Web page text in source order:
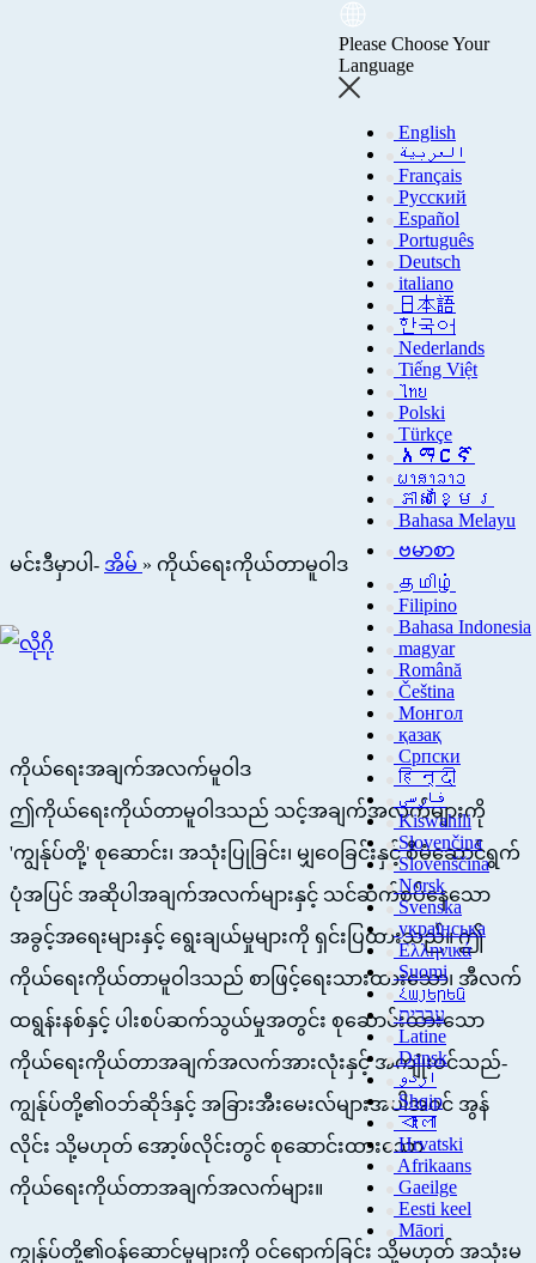
Please Choose Your
Language
English
العربية
Français
Русский
Español
Português
Deutsch
italiano
日本語
한국어
Nederlands
Tiếng Việt
ไทย
Polski
Türkçe
አማርኛ
ພາສາລາວ
ភាសាខ្មែរ
Bahasa Melayu
ဗမာစာ
தமிழ்
Filipino
Bahasa Indonesia
magyar
Română
Čeština
Монгол
қазақ
Српски
हिन्दी
فارسی
Kiswahili
Slovenčina
Slovenščina
Norsk
Svenska
українська
Ελληνικά
Suomi
Հայերեն
עברית
Latine
Dansk
اردو
Shqip
বাংলা
Hrvatski
Afrikaans
Gaeilge
Eesti keel
Māori
ကိုယ်ရေးအချက်အလက်မူ
မင်းဒီမှာပါ- အိမ် » ကိုယ်ရေးကိုယ်တာမူဝါဒ
ကိုယ်ရေးအချက်အလက်မူဝါဒ
ဤကိုယ်ရေးကိုယ်တာမူဝါဒသည် သင့်အချက်အလက်များကို
'ကျွန်ုပ်တို့' စုဆောင်း၊ အသုံးပြုခြင်း၊ မျှဝေခြင်းနှင့် စီမံဆောင်ရွက်
ပုံအပြင် အဆိုပါအချက်အလက်များနှင့် သင်ဆက်စပ်နေသော
အခွင့်အရေးများနှင့် ရွေးချယ်မှုများကို ရှင်းပြထားသည်။ ဤ
ကိုယ်ရေးကိုယ်တာမူဝါဒသည် စာဖြင့်ရေးသားထားသော၊ အီလက်
ထရွန်းနစ်နှင့် ပါးစပ်ဆက်သွယ်မှုအတွင်း စုဆောင်းထားသော
ကိုယ်ရေးကိုယ်တာအချက်အလက်အားလုံးနှင့် အကျုံးဝင်သည်-
ကျွန်ုပ်တို့၏ဝဘ်ဆိုဒ်နှင့် အခြားအီးမေးလ်များအပါအဝင် အွန်
လိုင်း သို့မဟုတ် အော့ဖ်လိုင်းတွင် စုဆောင်းထားသော
ကိုယ်ရေးကိုယ်တာအချက်အလက်များ။
ကျွန်ုပ်တို့၏ဝန်ဆောင်မှုများကို ဝင်ရောက်ခြင်း သို့မဟုတ် အသုံးမ